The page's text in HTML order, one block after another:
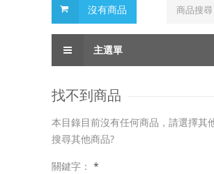
沒有商品
主選單
找不到商品
本目錄目前沒有任何商品，請選擇其
搜尋其他商品?
關鍵字： *